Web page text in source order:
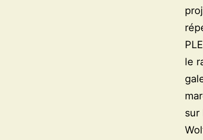
le
sur